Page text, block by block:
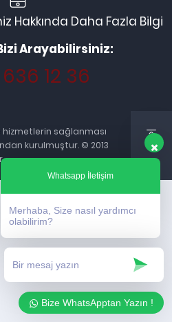
Whatsapp İletişim
Merhaba, Size nasıl yardımcı
olabilirim?
Bize WhatsApptan Yazın !
Hakkında Daha Fazla Bilgi
Arayabilirsiniz:
12 36
hizmetlerin sağlanması
kurulmuştur. © 2013